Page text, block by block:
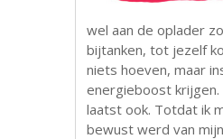
wel aan de oplader
bijtanken, tot jezelf
niets hoeven, maar
energieboost krijgen.
laatst ook. Totdat ik
bewust werd van